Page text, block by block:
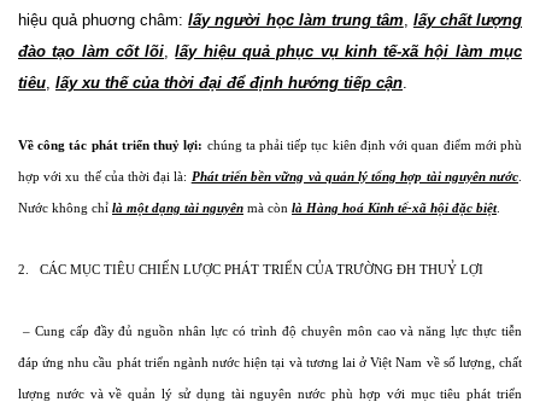
hiệu quả phuơng châm:lấy người học làm trung tâm, lấy chất lượng
đào tạo làm cốt lõi,lấy hiệu quả phục vụ kinh tế-xã hội làm mục
tiêu, lấy xu thế của thời đại để định hướng tiếp cận.
Về công tác phát triển thuỷ lợi: chúng ta phải tiếp tục kiên định với quan điểm mới phù
hợp với xu thế của thời đại là: Phát triển bền vững và quản lý tổng hợp tài nguyên nước
Nước không chỉ là một dạng tài nguyên mà còn là Hàng hoá Kinh tế-xã hội đặc biệt.
2. CÁC MỤC TIÊU CHIẾN LƯỢC PHÁT TRIỂN CỦA TRƯỜNG ĐH THUỶ LỢI
– Cung cấp đầy đủ nguồn nhân lực có trình độ chuyên môn cao và năng lực thực tiễn
đáp ứng nhu cầu phát triển ngành nước hiện tại và tương lai ở Việt Nam về số lượng, chất
lượng nước và về quản lý sử dụng tài nguyên nước phù hợp với mục tiêu phát triển